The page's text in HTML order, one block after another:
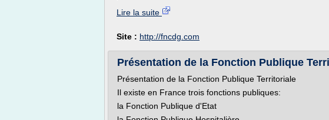
Lire la suite
Site : http://fncdg.com
Présentation de la Fonction Publique
Présentation de la Fonction Publique Territoriale
Il existe en France trois fonctions publiques:
la Fonction Publique d'Etat